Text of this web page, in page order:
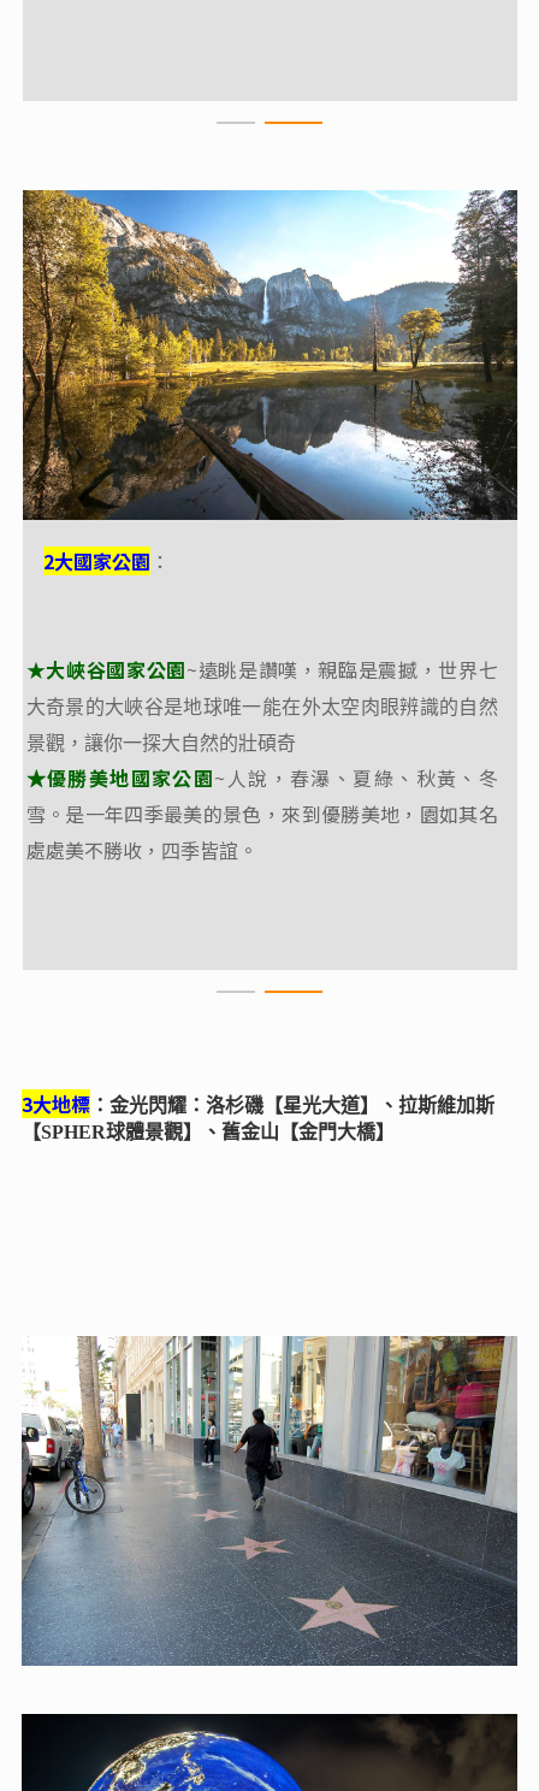
2大國家公園 ：
★大峽谷國家公園~遠眺是讚嘆，親臨是震撼， 世界七
大奇景的大峽谷是地球唯一能在外太空肉眼辨識的自然
景觀，讓你一探大自然的壯碩奇
★優勝美地國家公園~人說，春瀑、夏綠、秋黃、冬
雪。是一年四季最美的景色，來到優勝美地，園如其名
處處美不勝收， 四季皆誼 。
2大國家公園 ：
★大峽谷國家公園~遠眺是讚嘆，親臨是震撼， 世界七
大奇景的大峽谷是地球唯一能在外太空肉眼辨識的自然
景觀，讓你一探大自然的壯碩奇
★優勝美地國家公園~人說，春瀑、夏綠、秋黃、冬
雪。是一年四季最美的景色，來到優勝美地，園如其名
處處美不勝收， 四季皆誼 。
3大地標：金光閃耀：洛杉磯【星光大道】、拉斯維加斯
【SPHER球體景觀】、舊金山【金門大橋】